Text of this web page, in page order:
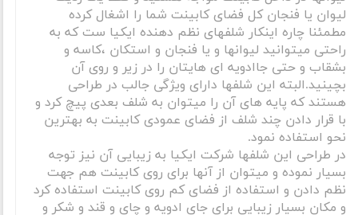
لیوان یا فنجان کل فضای کابینت شما را اشغال کرده
مطمئنا چاره اینکار شلفهای نظم دهنده ایکیا ست که به
راحتی میتوانید لیوانها و یا فنجان و استکان ،کاسه و
بشقاب و حتی جاادویه ای هایتان را در زیر و روی آن
بچینید.البته این شلفها دارای ویژگی جالب در طراحی
هستند که پایه های آن را میتوان به شلف بعدی پیچ کرد و
با قرار دادن چند شلف از فضای عمودی کابینت به بهترین
نحو استفاده نمود.
در طراحی این شلفها شرکت ایکیا به زیبایی آن نیز توجه
بسیار نموده و میتوان از آنها برای روی کابینت هم جهت
نظم دادن و استفاده از فضای کم روی کابینت استفاده کرد
و مکان بسیار زیبایی برای جای ادویه و چای و قند و شکر و